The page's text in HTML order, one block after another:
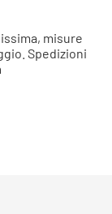
misure
Spedizioni